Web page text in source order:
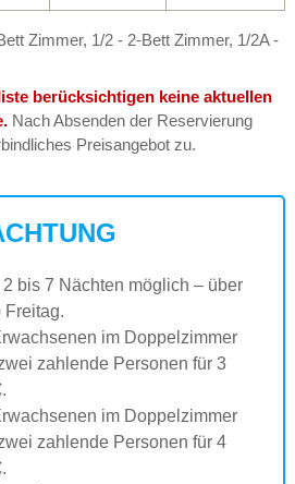
Zimmer, 1/2 - 2-Bett Zimmer, 1/2A -
berücksichtigen keine aktuellen
Nach Absenden der Reservierung
Preisangebot zu.
bis 7 Nächten möglich – über
Freitag.
im Doppelzimmer
zahlende Personen für 3
im Doppelzimmer
zahlende Personen für 4